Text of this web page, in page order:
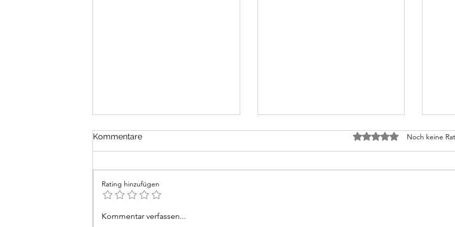
Religionen
Jede Religion muss von sich
haben ihre Häuser für Gebete
und Rituale. Ein „Haus der
Religionen“, wie es das
Tod
Kommentare Mit 0 von 5 Sternen
Noch keine
Rating hinzufügen
Kommentar verfassen...